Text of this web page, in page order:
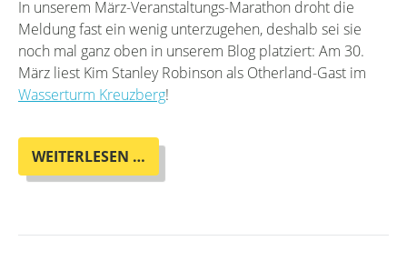
In unserem März-Veranstaltungs-Marathon droht die
Meldung fast ein wenig unterzugehen, deshalb sei sie
noch mal ganz oben in unserem Blog platziert: Am 30.
März liest Kim Stanley Robinson als Otherland-Gast im
Wasserturm Kreuzberg!
WEITERLESEN …
STANLEY
BERLIN!